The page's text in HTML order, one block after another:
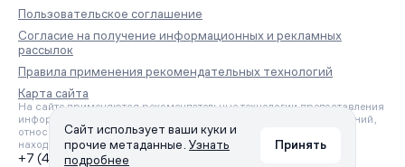
Пользовательское соглашение
Согласие на получение информационных и рекламных
рассылок
Правила применения рекомендательных технологий
Карта сайта
На сайте применяются рекомендательные технологии предоставления
информации на основе сбора, систематизации и анализа сведений,
относящихся к предпочтениям пользователей сети «Интернет»,
находящихся на территории Российской Федерации.
+7 (495) 157-88-80
Сайт использует ваши куки и
прочие метаданные. Узнать
подробнее
Принять